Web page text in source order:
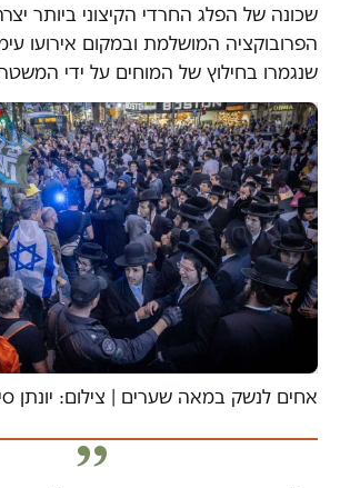
שכונה של הפלג החרדי הקיצוני ביותר
הפרובוקציה המושלמת ובמקום אירועו
שנגמרו בחילוץ של המוחים על ידי
אחים לנשק במאה שערים | צילום: יונתן